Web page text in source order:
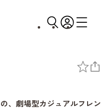
、劇場型カジュアルフレン